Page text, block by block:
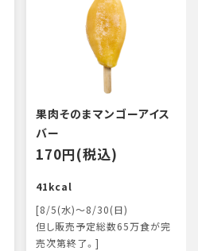
果肉そのまマンゴーアイス
バー
170円(税込)
41kcal
[8/5(水)～8/30(日)
但し販売予定総数65万食が完
売次第終了。]